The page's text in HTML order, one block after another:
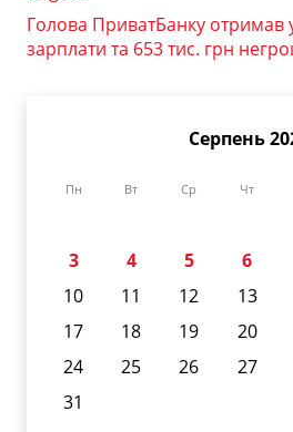
Голова ПриватБанку отримав
зарплати та 653 тис. грн
Серпень
Пн Вт Ср Чт
3
4 5 6
10
11 12 13
17
18 19 20
24
25 26 27
31